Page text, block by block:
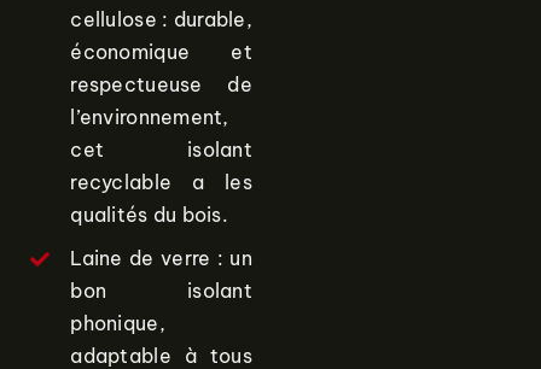
cellulose : durable,
économique et
respectueuse de
l’environnement,
cet isolant
recyclable a les
qualités du bois.
Laine de verre : un
bon isolant
phonique,
adaptable à tous